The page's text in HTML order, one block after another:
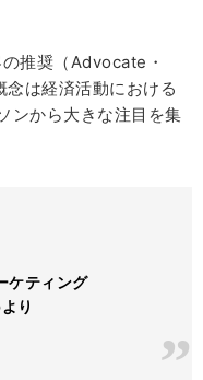
推奨（Advocate・
は経済活動における
ンから大きな注目を集
ケティング
り